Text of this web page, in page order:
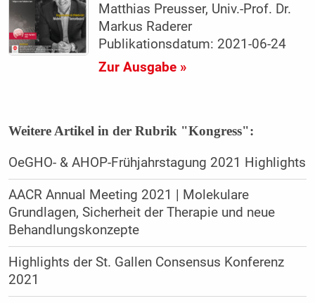
Matthias Preusser, Univ.-Prof. Dr.
Markus Raderer
Publikationsdatum: 2021-06-24
Zur Ausgabe »
Weitere Artikel in der Rubrik "Kongress":
OeGHO- & AHOP-Frühjahrstagung 2021 Highlights
AACR Annual Meeting 2021 | Molekulare
Grundlagen, Sicherheit der Therapie und neue
Behandlungskonzepte
Highlights der St. Gallen Consensus Konferenz
2021